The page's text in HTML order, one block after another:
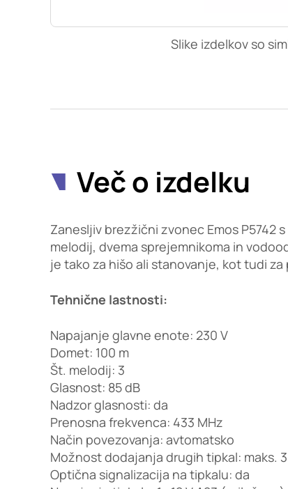
Slike izdelkov so
Več o izdelku
Zanesljiv brezžični zvonec Emos P5742
melodij, dvema sprejemnikoma in
je tako za hišo ali stanovanje, kot tudi za
Tehnične lastnosti:
Napajanje glavne enote: 230 V
Domet: 100 m
Št. melodij: 3
Glasnost: 85 dB
Nadzor glasnosti: da
Prenosna frekvenca: 433 MHz
Način povezovanja: avtomatsko
Možnost dodajanja drugih tipkal: maks. 3
Optična signalizacija na tipkalu: da